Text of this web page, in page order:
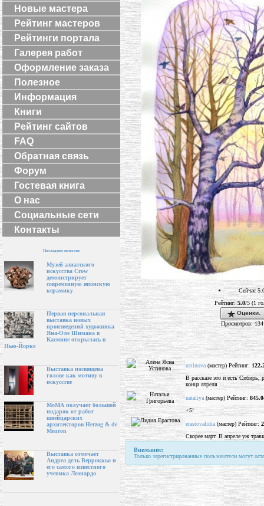
Новые мастера
Рейтинг мастеров
Рейтинги портала
Галерея работ
Оформление заказа
Полезное
Информация
Книги
Рейтинг сайтов
FAQ
Обратная связь
Форум
Гостевая книга
О нас
Социальные сети
Контакты
Последние новости
Музей азиатского
искусства Crow
демонстрирует
современную японскую
керамику
Первая персональная
выставка новых
произведений художника
Яна-Оле Шимана в
Касмине открылась в
Нью-Йорке
Выставка посвящена
голове как мотиву в
искусстве
МоМА получает большой
подарок от работ
швейцарских
архитекторов Herzog & de
Meuron
Выставка отмечает
Андреа дель Верроккьо и
его самого известного
ученика Леонардо
Сейчас
Рейтинг:5.0/5 (1
Оценки.
Просмотров:
ustinova (мастер) Рейтинг:
В рассказе это и есть
конца апреля ...
nataliya (мастер) Рейтинг:
+5!
erastovalidia (мастер) Рейтинг:
Скорее март. В апреле уж
Внимание:
Только зарегистрированные пользователи могут